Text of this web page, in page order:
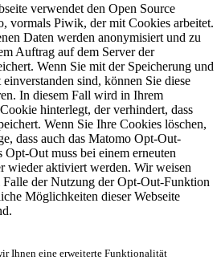
verwendet den Open Source
vormals Piwik, der mit Cookies arbeitet.
Daten werden anonymisiert und zu
Auftrag auf dem Server der
Wenn Sie mit der Speicherung und
sind, können Sie diese
In diesem Fall wird in Ihrem
hinterlegt, der verhindert, dass
Wenn Sie Ihre Cookies löschen,
dass auch das Matomo Opt-Out-
Out muss bei einem erneuten
wieder aktiviert werden. Wir weisen
Falle der Nutzung der Opt-Out-Funktion
Möglichkeiten dieser Webseite
Ihnen eine erweiterte Funktionalität